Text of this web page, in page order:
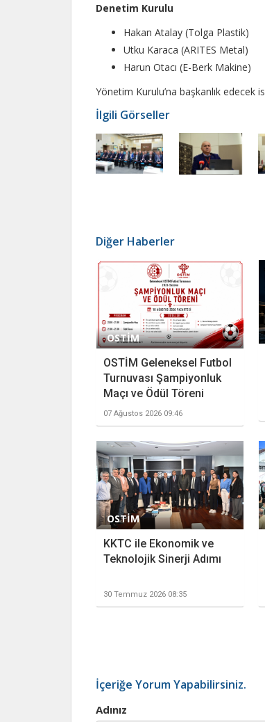
Denetim Kurulu
Hakan Atalay (Tolga Plastik)
Utku Karaca (ARITES Metal)
Harun Otacı (E-Berk Makine)
Yönetim Kurulu’na başkanlık edecek
İlgili Görseller
Diğer Haberler
OSTİM
OSTİM Geleneksel Futbol
Turnuvası Şampiyonluk
Maçı ve Ödül Töreni
07 Ağustos 2026 09:46
OSTİM
KKTC ile Ekonomik ve
Teknolojik Sinerji Adımı
30 Temmuz 2026 08:35
İçeriğe Yorum Yapabilirsiniz.
Adınız